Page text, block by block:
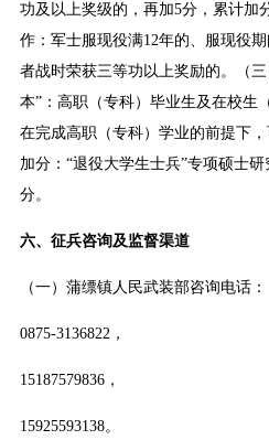
功及以上奖级的，再加5分，累计加
作：军士服现役满12年的、服现役
者战时荣获三等功以上奖励的。（
本”：高职（专科）毕业生及在校生
在完成高职（专科）学业的前提下
加分：“退役大学生士兵”专项硕士
分。
六、征兵咨询及监督渠道
（一）蒲缥镇人民武装部咨询电话：
0875-3136822，
15187579836，
15925593138。